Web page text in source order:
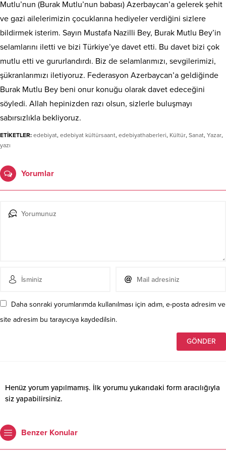
Mutlu’nun (Burak Mutlu’nun babası) Azerbaycan’a gelerek şehit
ve gazi ailelerimizin çocuklarına hediyeler verdiğini sizlere
bildirmek isterim. Sayın Mustafa Nazilli Bey, Burak Mutlu Bey’in
selamlarını iletti ve bizi Türkiye’ye davet etti. Bu davet bizi çok
mutlu etti ve gururlandırdı. Biz de selamlarımızı, sevgilerimizi,
şükranlarımızı iletiyoruz. Federasyon Azerbaycan’a geldiğinde
Burak Mutlu Bey beni onur konuğu olarak davet edeceğini
söyledi. Allah hepinizden razı olsun, sizlerle buluşmayı
sabırsızlıkla bekliyoruz.
ETİKETLER: edebiyat, edebiyat kültürsaant, edebiyathaberleri, Kültür, Sanat, Yazar,
yazı
Yorumlar
Daha sonraki yorumlarımda kullanılması için adım, e-posta adresim ve
site adresim bu tarayıcıya kaydedilsin.
Henüz yorum yapılmamış. İlk yorumu yukarıdaki form aracılığıyla
siz yapabilirsiniz.
Benzer Konular